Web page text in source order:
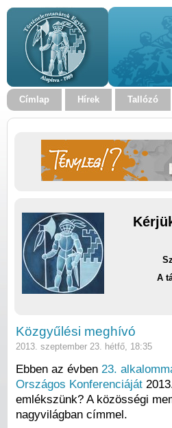
Címlap Hírek Tallózó
A
Közgyűlési meghívó
2013. szeptember 23. hétfő, 18:35
Ebben az évben 23.
Országos Konferenciáját
emlékszünk? A közösségi
nagyvilágban címmel.